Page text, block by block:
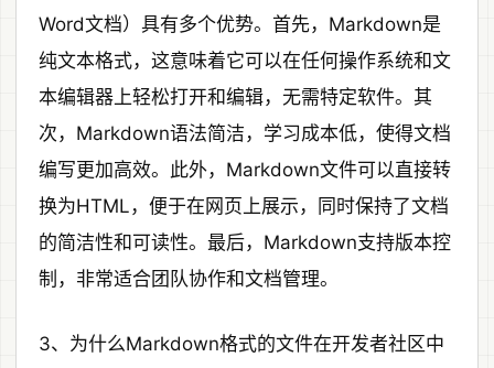
Word文档）具有多个优势。首先，Markdown是
纯文本格式，这意味着它可以在任何操作系统和文
本编辑器上轻松打开和编辑，无需特定软件。其
次，Markdown语法简洁，学习成本低，使得文档
编写更加高效。此外，Markdown文件可以直接转
换为HTML，便于在网页上展示，同时保持了文档
的简洁性和可读性。最后，Markdown支持版本控
制，非常适合团队协作和文档管理。
3、为什么Markdown格式的文件在开发者社区中